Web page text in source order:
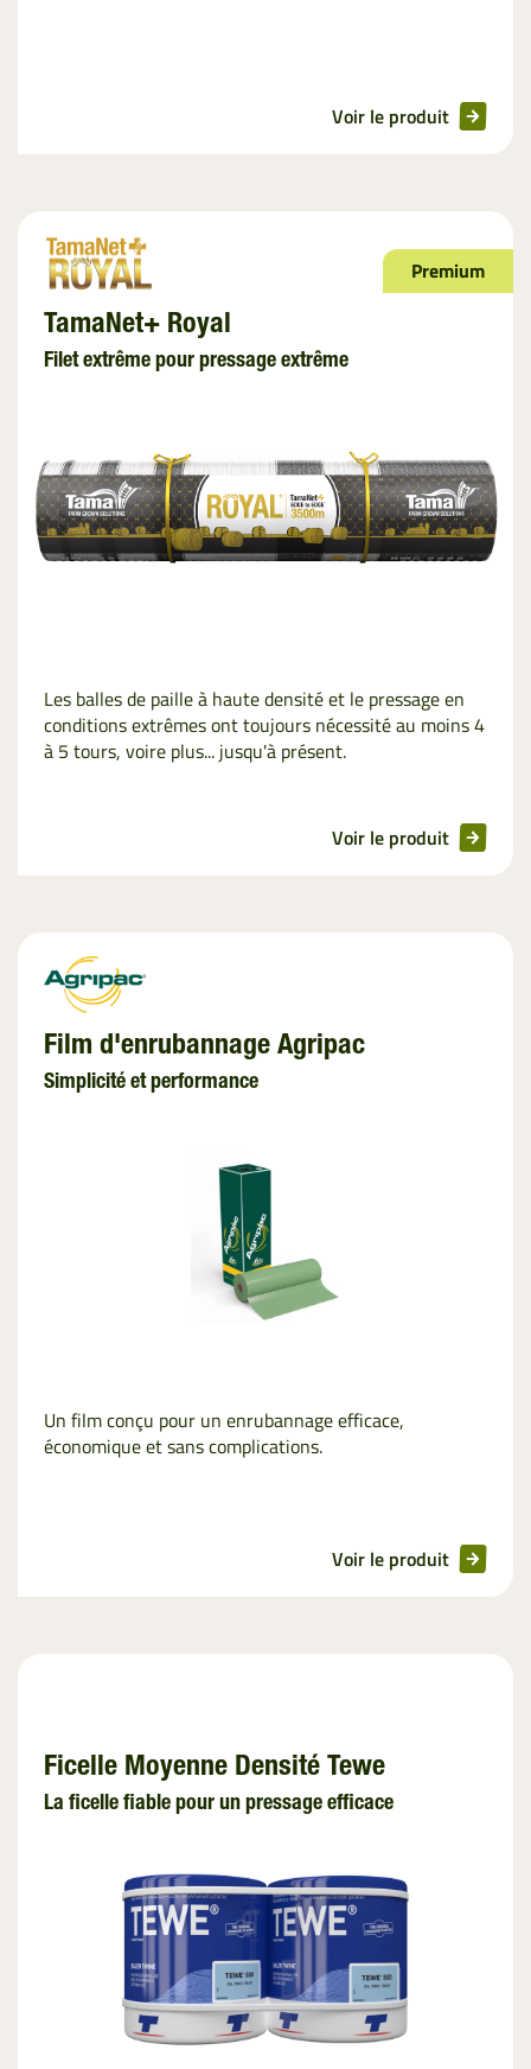
Voir le produit
Premium
TamaNet+ Royal
Filet extrême pour pressage extrême
Les balles de paille à haute densité et le pressage en
conditions extrêmes ont toujours nécessité au moins 4
à 5 tours, voire plus... jusqu'à présent.
Voir le produit
Film d'enrubannage Agripac
Simplicité et performance
Un film conçu pour un enrubannage efficace,
économique et sans complications.
Voir le produit
Ficelle Moyenne Densité Tewe
La ficelle fiable pour un pressage efficace